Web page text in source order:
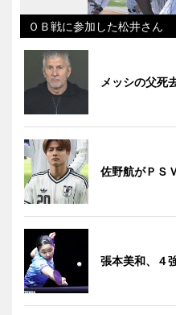
ＯＢ戦に参加した松井さん
メッシの父死
佐野航がＰＳ
張本美和、４